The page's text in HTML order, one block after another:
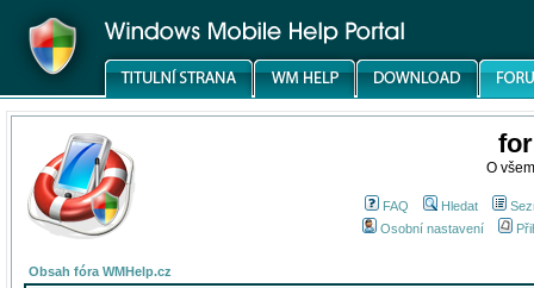
O
FAQ Hledat
Osobní nastavení
Obsah fóra WMHelp.cz